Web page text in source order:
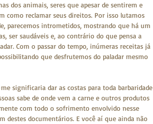
dos animais, seres que apesar de sentirem e
como reclamar seus direitos. Por isso lutamos
parecemos intrometidos, mostrando que há um
ser saudáveis e, ao contrário do que pensa a
Com o passar do tempo, inúmeras receitas já
que desfrutemos do paladar mesmo
significaria dar as costas para toda barbaridade
sabe de onde vem a carne e outros produtos
com todo o sofrimento envolvido nesse
destes documentários. E você aí que ainda não